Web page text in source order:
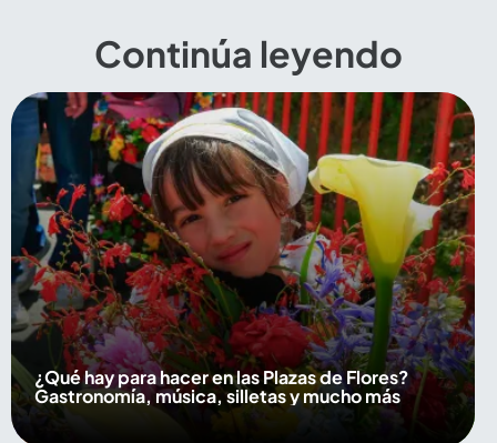
Continúa leyendo
¿Qué hay para hacer en las Plazas de Flores?
Gastronomía, música, silletas y mucho más